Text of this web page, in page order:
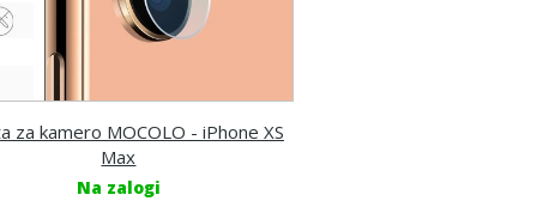
za kamero MOCOLO - iPhone XS
Max
Na zalogi